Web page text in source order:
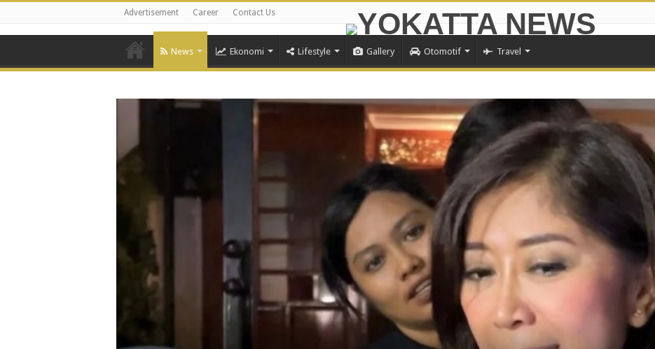
Advertisement Career Contact Us
News Ekonomi Lifestyle Gallery Otomotif Travel